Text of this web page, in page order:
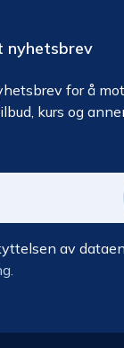
nyhetsbrev
for å
kurs og
av